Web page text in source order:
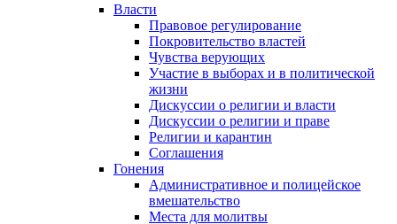
Власти
Правовое регулирование
Покровительство властей
Чувства верующих
Участие в выборах и в политической
жизни
Дискуссии о религии и власти
Дискуссии о религии и праве
Религии и карантин
Соглашения
Гонения
Административное и полицейское
вмешательство
Места для молитвы